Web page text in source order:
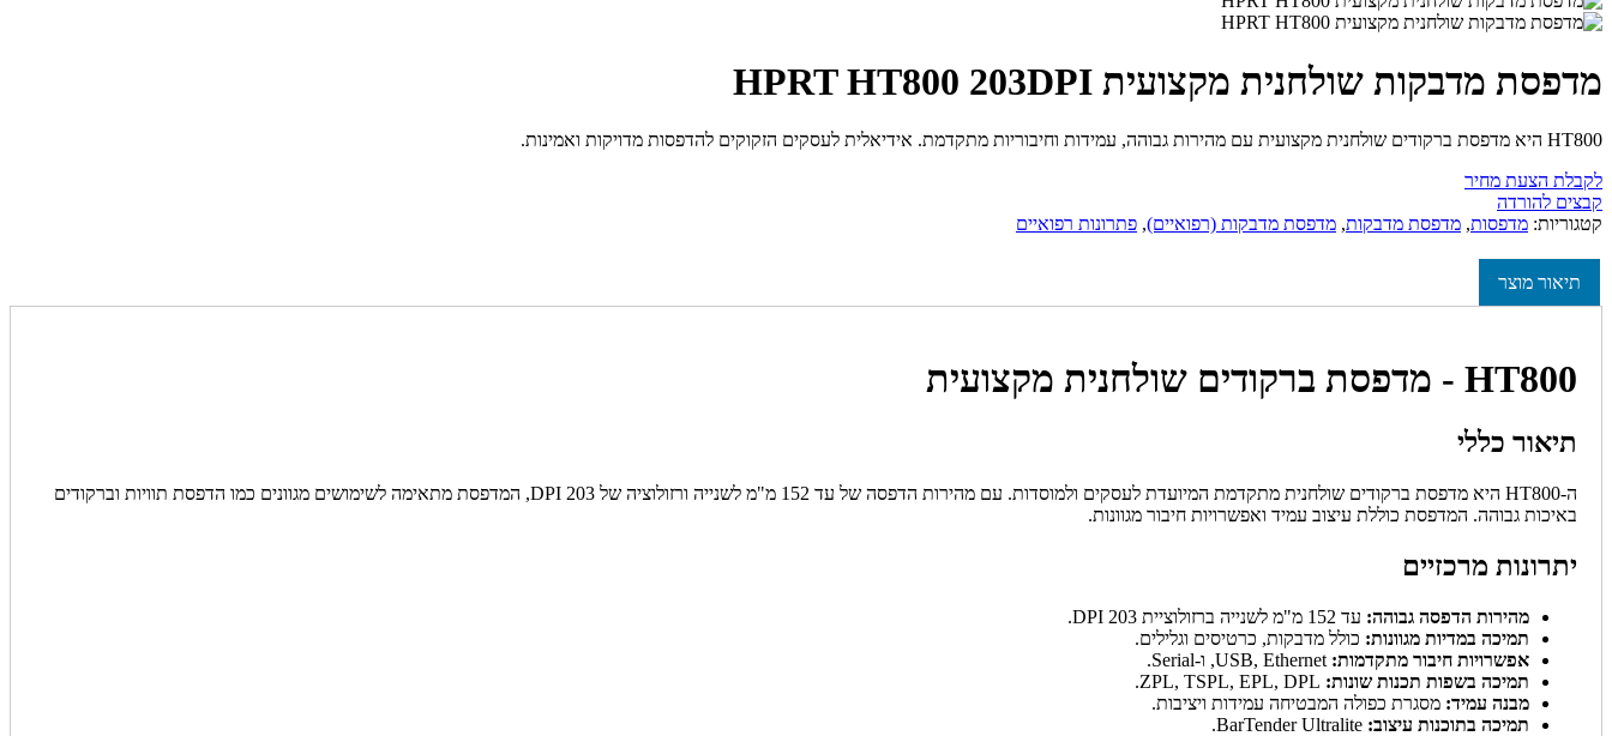
מדפסת מדבקות שולחנית מקצועית HPRT HT800 203DPI
HT800 היא מדפסת ברקודים שולחנית מקצועית עם מהירות גבוהה, עמידות וחיבוריות מתקדמת. אידיאלית לעסקים הזקוקים להדפסות מדויקות ואמינות.
לקבלת הצעת מחיר
קבצים להורדה
קטגוריות: מדפסות, מדפסת מדבקות, מדפסת מדבקות (רפואיים), פתרונות רפואיים
תיאור מוצר
HT800 - מדפסת ברקודים שולחנית מקצועית
תיאור כללי
ה-HT800 היא מדפסת ברקודים שולחנית מתקדמת המיועדת לעסקים ולמוסדות. עם מהירות הדפסה של עד 152 מ"מ לשנייה ורזולוציה של 203 DPI, המדפסת מתאימה לשימושים מגוונים כמו הדפסת תוויות וברקודים
באיכות גבוהה. המדפסת כוללת עיצוב עמיד ואפשרויות חיבור מגוונות.
יתרונות מרכזיים
מהירות הדפסה גבוהה: עד 152 מ"מ לשנייה ברזולוציית 203 DPI.
תמיכה במדיות מגוונות: כולל מדבקות, כרטיסים וגלילים.
אפשרויות חיבור מתקדמות:
תמיכה בשפות תכנות שונות:
מבנה עמיד: מסגרת כפולה המבטיחה עמידות ויציבות.
תמיכה בתוכנות עיצוב: